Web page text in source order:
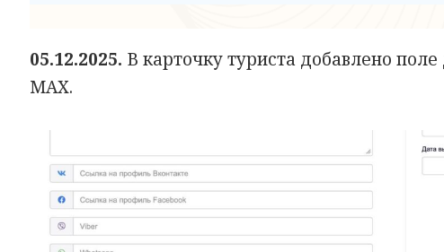
05.12.2025. В карточку туриста добавлено
MAX.